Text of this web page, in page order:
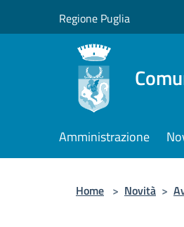
Regione Puglia
Amministrazione
Home > Novità >